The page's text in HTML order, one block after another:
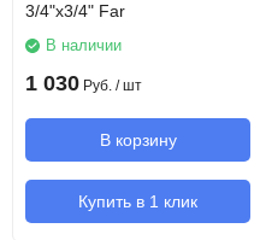
3/4"х3/4" Far
В наличии
1 030 Руб. / шт
В корзину
Купить в 1 клик